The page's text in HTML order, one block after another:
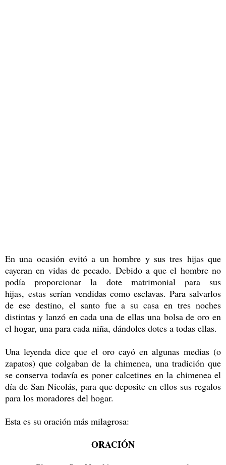
En una ocasión evitó a un hombre y sus tres hijas que
cayeran en vidas de pecado. Debido a que el hombre no
podía proporcionar la dote matrimonial para sus
hijas, estas serían vendidas como esclavas. Para salvarlos
de ese destino, el santo fue a su casa en tres noches
distintas y lanzó en cada una de ellas una bolsa de oro en
el hogar, una para cada niña, dándoles dotes a todas ellas.
Una leyenda dice que el oro cayó en algunas medias (o
zapatos) que colgaban de la chimenea, una tradición que
se conserva todavía es poner calcetines en la chimenea el
día de San Nicolás, para que deposite en ellos sus regalos
para los moradores del hogar.
Esta es su oración más milagrosa:
ORACIÓN